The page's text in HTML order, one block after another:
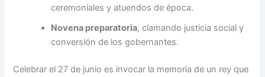
ceremoniales y atuendos de época.
Novena preparatoria, clamando justicia social y
conversión de los gobernantes.
Celebrar el 27 de junio es invocar la memoria de un rey que